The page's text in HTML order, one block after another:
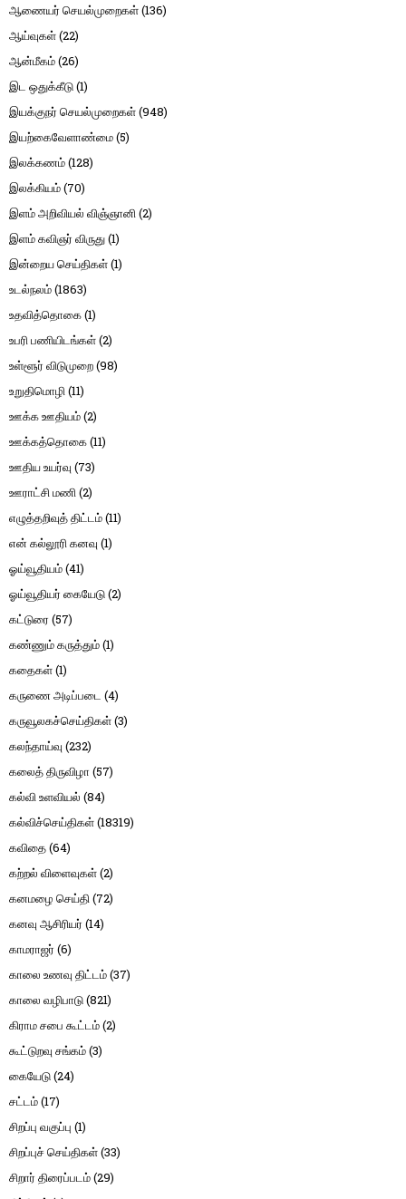
ஆணையர் செயல்முறைகள்(136)
ஆய்வுகள்(22)
ஆன்மீகம்(26)
இட ஒதுக்கீடு(1)
இயக்குநர் செயல்முறைகள்(948)
இயற்கைவேளாண்மை(5)
இலக்கணம்(128)
இலக்கியம்(70)
இளம் அறிவியல் விஞ்ஞானி(2)
இளம் கவிஞர் விருது(1)
இன்றைய செய்திகள்(1)
உடல்நலம்(1863)
உதவித்தொகை(1)
உபரி பணியிடங்கள்(2)
உள்ளூர் விடுமுறை(98)
உறுதிமொழி(11)
ஊக்க ஊதியம்(2)
ஊக்கத்தொகை(11)
ஊதிய உயர்வு (73)
ஊராட்சி மணி(2)
எழுத்தறிவுத் திட்டம்(11)
என் கல்லூரி கனவு (1)
ஓய்வூதியம்(41)
ஓய்வூதியர் கையேடு(2)
கட்டுரை (57)
கண்ணும் கருத்தும்(1)
கதைகள்(1)
கருணை அடிப்படை (4)
கருவூலகச்செய்திகள்(3)
கலந்தாய்வு (232)
கலைத் திருவிழா (57)
கல்வி உளவியல் (84)
கல்விச்செய்திகள்(18319)
கவிதை(64)
கற்றல் விளைவுகள்(2)
கனமழை செய்தி(72)
கனவு ஆசிரியர் (14)
காமராஜர் (6)
காலை உணவு திட்டம்(37)
காலை வழிபாடு(821)
கிராம சபை கூட்டம்(2)
கூட்டுறவு சங்கம்(3)
கையேடு(24)
சட்டம்(17)
சிறப்பு வகுப்பு (1)
சிறப்புச் செய்திகள்(33)
சிறார் திரைப்படம்(29)